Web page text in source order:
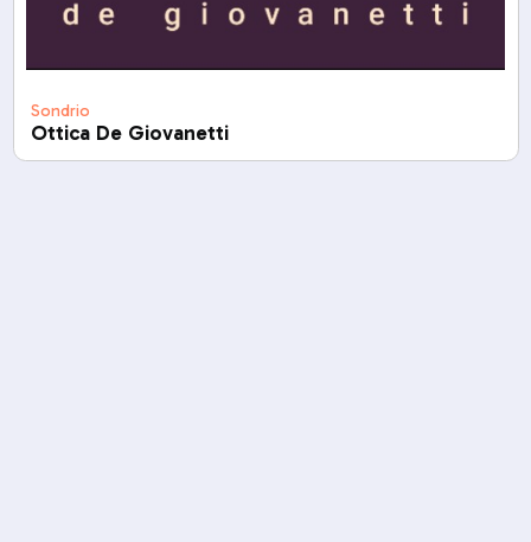
Sondrio
Ottica De Giovanetti